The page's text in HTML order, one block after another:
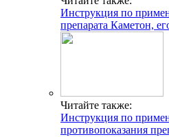
Инструкция по
препарата Каметон,
Читайте также:
Инструкция по
противопоказания